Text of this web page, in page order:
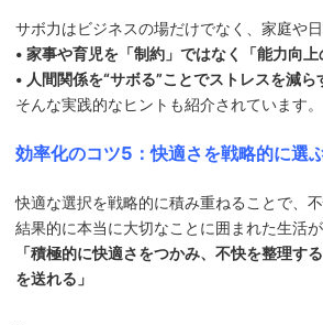
サボ力はビジネスの場だけでなく、家庭や日
• 家事や育児を「制約」ではなく「能力向
• 人間関係を“サボる”ことでストレスを減ら
そんな実践的なヒントも紹介されています。
効率化のコツ5：快適さを戦略的に選
快適な選択を戦略的に積み重ねることで、
結果的に本当に大切なことに囲まれた生活が
「積極的に快適さをつかみ、不快を整理す
を送れる」